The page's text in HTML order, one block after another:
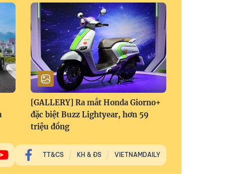
[GALLERY] Ra mắt Honda Giorno+
đặc biệt Buzz Lightyear, hơn 59
triệu đồng
TT&CS KH & ĐS VIETNAMDAILY